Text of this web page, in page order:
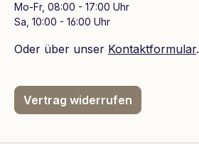
Mo-Fr, 08:00 - 17:00 Uhr
Sa, 10:00 - 16:00 Uhr
Oder über unser Kontaktformular.
Vertrag widerrufen